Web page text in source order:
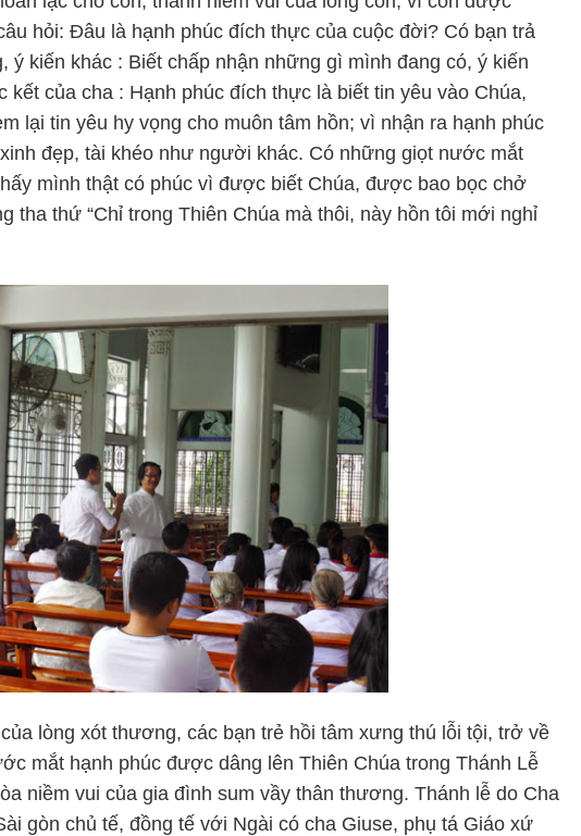
hỏi: Đâu là hạnh phúc đích thực của cuộc đời? Có bạn trả
ý kiến khác : Biết chấp nhận những gì mình đang có, ý kiến
của cha : Hạnh phúc đích thực là biết tin yêu vào Chúa,
lại tin yêu hy vọng cho muôn tâm hồn; vì nhận ra hạnh phúc
đẹp, tài khéo như người khác. Có những giọt nước mắt
mình thật có phúc vì được biết Chúa, được bao bọc chở
tha thứ “Chỉ trong Thiên Chúa mà thôi, này hồn tôi mới nghỉ
lòng xót thương, các bạn trẻ hồi tâm xưng thú lỗi tội, trở về
mắt hạnh phúc được dâng lên Thiên Chúa trong Thánh Lễ
niềm vui của gia đình sum vầy thân thương. Thánh lễ do Cha
gòn chủ tế, đồng tế với Ngài có cha Giuse, phụ tá Giáo xứ